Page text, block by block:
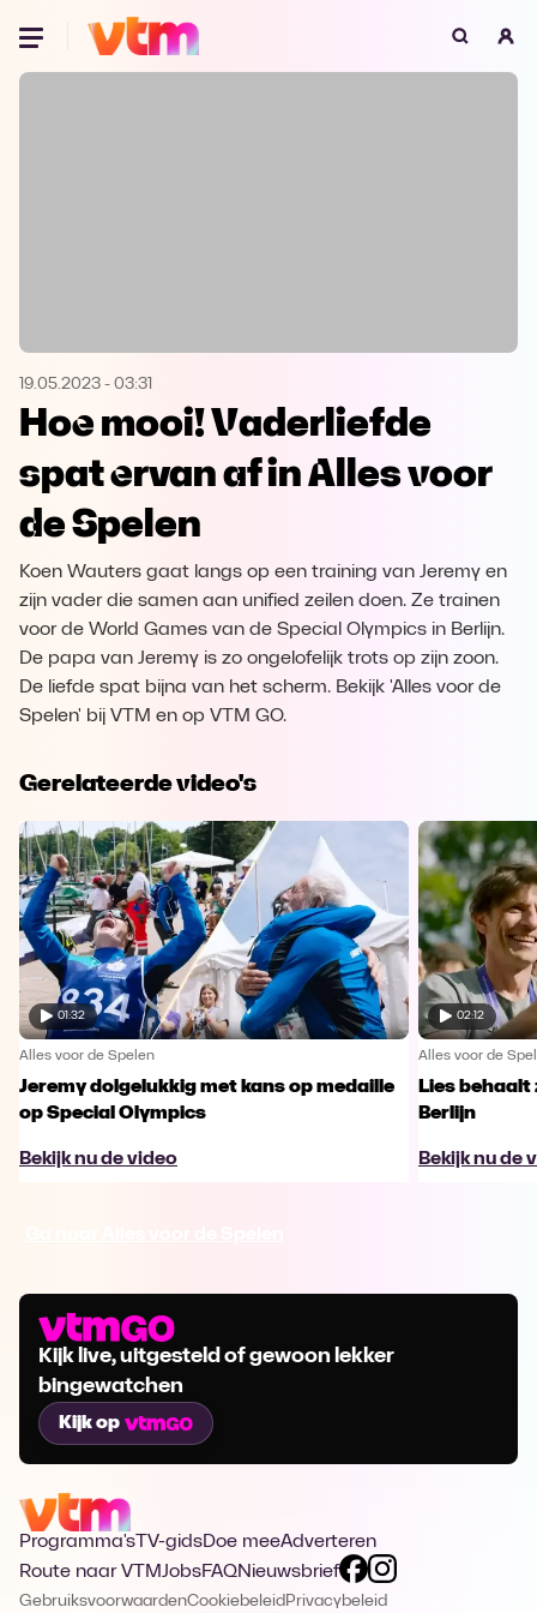
Oeps, browser niet ondersteund
Microsoft Edge Download
Opera Download
19.05.2023 - 03:31
Hoe mooi! Vaderliefde
spat ervan af in Alles voor
de Spelen
Koen Wauters gaat langs op een training van Jeremy en
zijn vader die samen aan unified zeilen doen. Ze trainen
voor de World Games van de Special Olympics in Berlijn.
De papa van Jeremy is zo ongelofelijk trots op zijn zoon.
De liefde spat bijna van het scherm. Bekijk 'Alles voor de
Spelen' bij VTM en op VTM GO.
Gerelateerde video's
01:32
Alles voor de Spelen
Jeremy dolgelukkig met kans op medaille
op Special Olympics
Bekijk nu de video
02:12
Alles voor de
Lies
Berlijn
Bekijk nu de
Kijk live, uitgesteld of gewoon lekker
bingewatchen
Kijk op
Programma's TV-gidsDoe meeAdverteren
Route naar VTMJobsFAQNieuwsbrief
GebruiksvoorwaardenCookiebeleid Privacybeleid